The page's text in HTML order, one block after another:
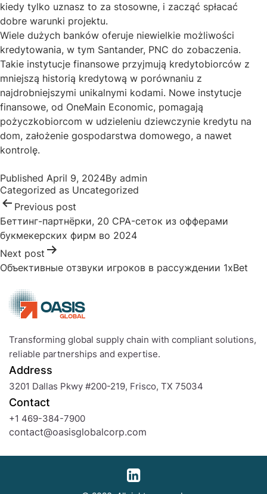
kiedy tylko uznasz to za stosowne, i zacząć spłacać
dobre warunki projektu.
Wiele dużych banków oferuje niewielkie możliwości
kredytowania, w tym Santander, PNC do zobaczenia.
Takie instytucje finansowe przyjmują kredytobiorców z
mniejszą historią kredytową w porównaniu z
najdrobniejszymi unikalnymi kodami. Nowe instytucje
finansowe, od OneMain Economic, pomagają
pożyczkobiorcom w udzieleniu dziewczynie kredytu na
dom, założenie gospodarstwa domowego, a nawet
kontrolę.
Published April 9, 2024By admin
Categorized as Uncategorized
navigation
Previous post
Беттинг-партнёрки, 20 CPA-сеток из офферами
букмекерских фирм во 2024
Next post
Объективные отзвуки игроков в рассуждении 1xBet
Transforming global supply chain with compliant solutions,
reliable partnerships and expertise.
Address
3201 Dallas Pkwy #200-219, Frisco, TX 75034
Contact
+1 469-384-7900
contact@oasisglobalcorp.com